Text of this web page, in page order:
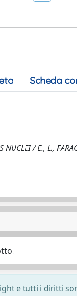
Scheda
NUCLEI / E., L.,
e tutti i diritti